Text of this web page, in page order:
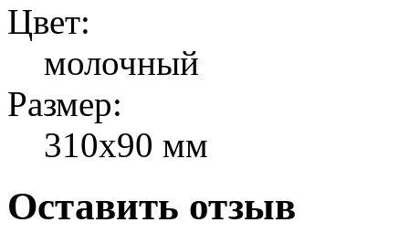
Цвет:
молочный
Размер:
310х90 мм
Оставить отзыв